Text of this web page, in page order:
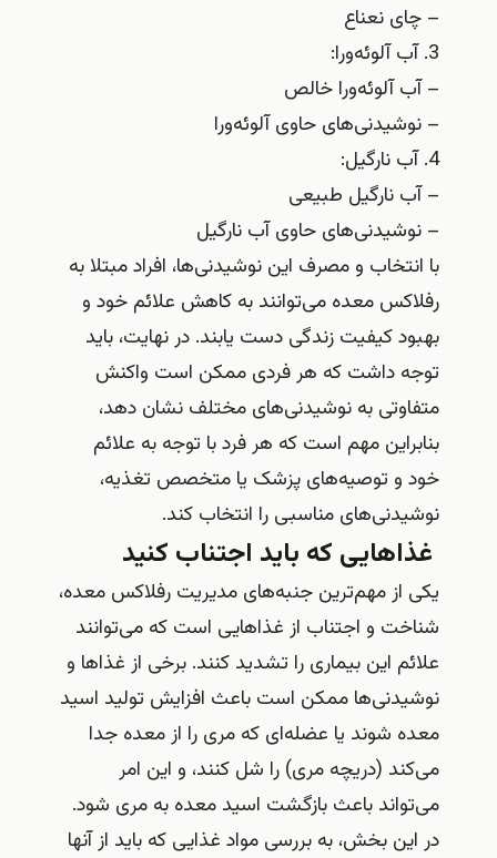
– چای نعناع
3. آب آلوئه‌ورا:
– آب آلوئه‌ورا خالص
– نوشیدنی‌های حاوی آلوئه‌ورا
4. آب نارگیل:
– آب نارگیل طبیعی
– نوشیدنی‌های حاوی آب نارگیل
با انتخاب و مصرف این نوشیدنی‌ها، افراد مبتلا به
رفلاکس معده می‌توانند به کاهش علائم خود و
بهبود کیفیت زندگی دست یابند. در نهایت، باید
توجه داشت که هر فردی ممکن است واکنش
متفاوتی به نوشیدنی‌های مختلف نشان دهد،
بنابراین مهم است که هر فرد با توجه به علائم
خود و توصیه‌های پزشک یا متخصص تغذیه،
نوشیدنی‌های مناسبی را انتخاب کند.
غذاهایی که باید اجتناب کنید
یکی از مهم‌ترین جنبه‌های مدیریت رفلاکس معده،
شناخت و اجتناب از غذاهایی است که می‌توانند
علائم این بیماری را تشدید کنند. برخی از غذاها و
نوشیدنی‌ها ممکن است باعث افزایش تولید اسید
معده شوند یا عضله‌ای که مری را از معده جدا
می‌کند (دریچه مری) را شل کنند، و این امر
می‌تواند باعث بازگشت اسید معده به مری شود.
در این بخش، به بررسی مواد غذایی که باید از آنها